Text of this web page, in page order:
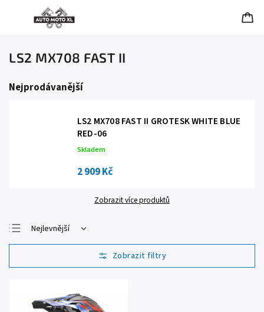
LS2 MX708 FAST II
Nejprodávanější
LS2 MX708 FAST II GROTESK WHITE BLUE
RED-06
Skladem
2 909 Kč
Zobrazit více produktů
Nejlevnější
Nejdražší
Nejprodávanější